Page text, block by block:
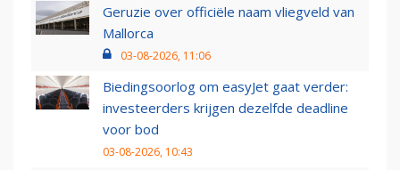
Geruzie over officiële naam vliegveld van
Mallorca
03-08-2026, 11:06
Biedingsoorlog om easyJet gaat verder:
investeerders krijgen dezelfde deadline
voor bod
03-08-2026, 10:43